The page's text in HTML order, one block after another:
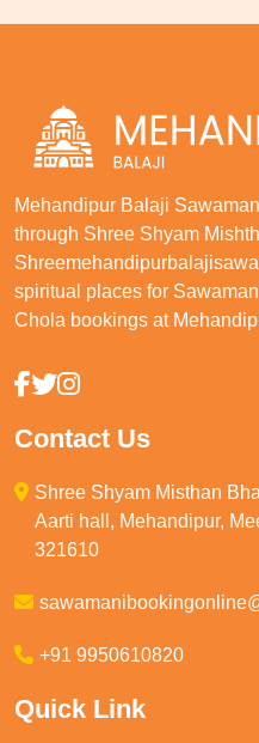
Mehandipur Balaji
through Shree Shyam
spiritual places for
Chola bookings at
Contact Us
Shree Shyam Misthan
Aarti hall, Mehandipur,
321610
+91 9950610820
Quick Link